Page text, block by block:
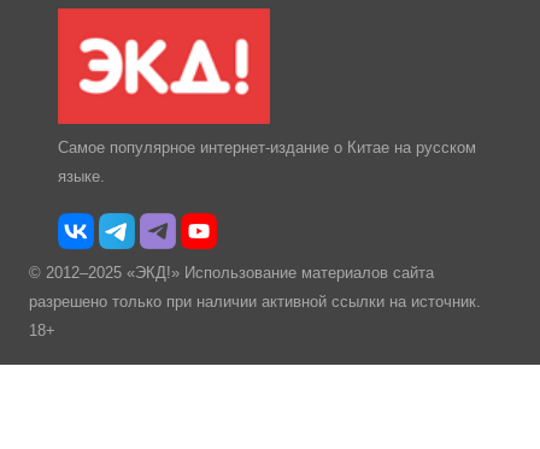
Самое популярное интернет-издание о Китае на русском
языке.
© 2012–2025 «ЭКД!» Использование материалов сайта
разрешено только при наличии активной ссылки на источник.
18+